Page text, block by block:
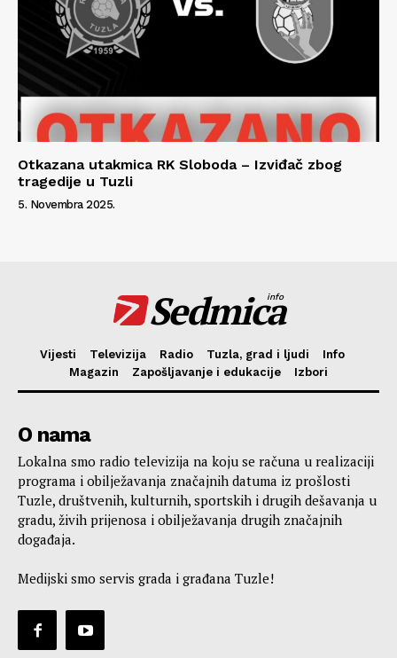
Otkazana utakmica RK Sloboda – Izviđač zbog
tragedije u Tuzli
5. Novembra 2025.
Sedmica
info
Vijesti Televizija Radio Tuzla, grad i ljudi
Info
Magazin
Zapošljavanje i edukacije Izbori
O nama
Lokalna smo radio televizija na koju se računa u realizaciji
programa i obilježavanja značajnih datuma iz prošlosti
Tuzle, društvenih, kulturnih, sportskih i drugih dešavanja u
gradu, živih prijenosa i obilježavanja drugih značajnih
događaja.
Medijski smo servis grada i građana Tuzle!